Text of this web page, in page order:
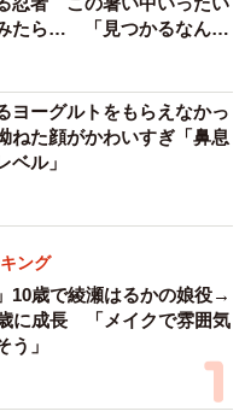
たら… 「見つかるなんて
ヨーグルトをもらえなかっ
ねた顔がかわいすぎ「鼻息
ベル」
ング
10歳で綾瀬はるかの娘役→
に成長 「メイクで雰囲気
う」